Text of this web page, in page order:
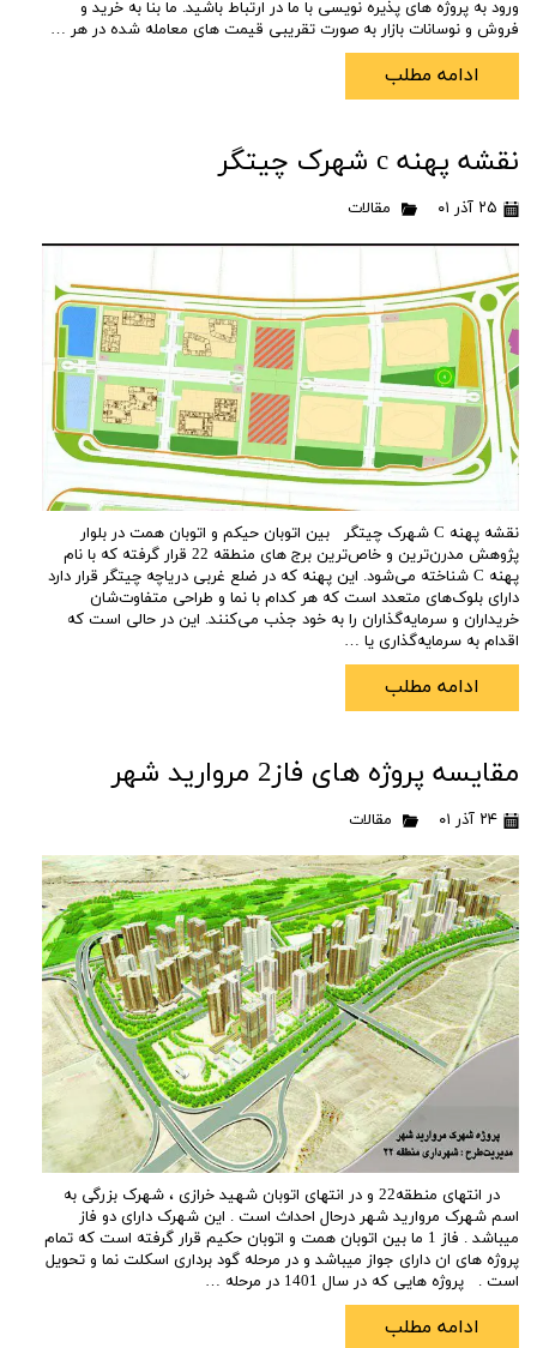
ورود به پروژه های پذیره نویسی با ما در ارتباط باشید. ما بنا به خرید و
فروش و نوسانات بازار به صورت تقریبی قیمت های معامله شده در هر …
ادامه مطلب
نقشه پهنه c شهرک چیتگر
۲۵ آذر ۰۱ مقالات
نقشه پهنه C شهرک چیتگر بین اتوبان حیکم و اتوبان همت در بلوار
پژوهش مدرن‌ترین و خاص‌ترین برج های منطقه 22 قرار گرفته که با نام
پهنه C شناخته می‌شود. این پهنه که در ضلع غربی دریاچه چیتگر قرار دارد
دارای بلوک‌های متعدد است که هر کدام با نما و طراحی متفاوت‌شان
خریداران و سرمایه‌گذاران را به خود جذب می‌کنند. این در حالی است که
اقدام به سرمایه‌گذاری یا …
ادامه مطلب
مقایسه پروژه های فاز2 مروارید شهر
۲۴ آذر ۰۱ مقالات
در انتهای منطقه22 و در انتهای اتوبان شهید خرازی ، شهرک بزرگی به
اسم شهرک مروارید شهر درحال احداث است . این شهرک دارای دو فاز
میباشد . فاز 1 ما بین اتوبان همت و اتوبان حکیم قرار گرفته است که تمام
پروژه های ان دارای جواز میباشد و در مرحله گود برداری اسکلت نما و تحویل
است . پروژه هایی که در سال 1401 در مرحله …
ادامه مطلب